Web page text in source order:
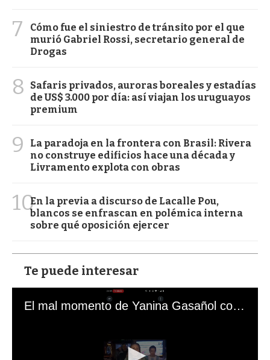
7
Cómo fue el siniestro de tránsito por el que
murió Gabriel Rossi, secretario general de
Drogas
8
Safaris privados, auroras boreales y estadías
de US$ 3.000 por día: así viajan los uruguayos
premium
9
La paradoja en la frontera con Brasil: Rivera
no construye edificios hace una década y
Livramento explota con obras
10En la previa a discurso de Lacalle Pou,
blancos se enfrascan en polémica interna
sobre qué oposición ejercer
Te puede interesar
El mal momento de Yanina Gasañol con un hincha argentino en "Subrayado"